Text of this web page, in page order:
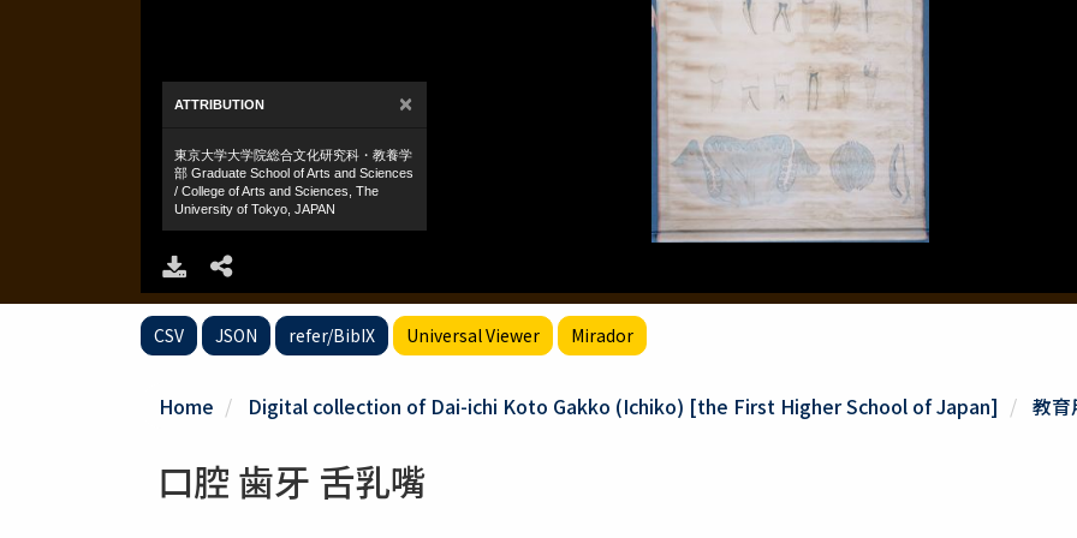
CSV JSON refer/BibIX Universal Viewer Mirador
Home Digital collection of Dai-ichi Koto Gakko (Ichiko) [the First Higher School of Japan] 教育
口腔 歯牙 舌乳嘴